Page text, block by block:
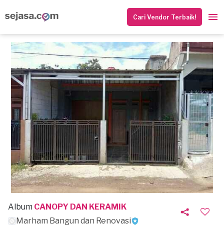
Cari Vendor Terbaik!
Album CANOPY DAN KERAMIK
Marham Bangun dan Renovasi